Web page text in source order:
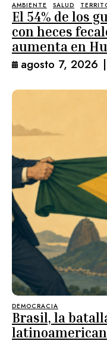
AMBIENTE SALUD
El 54% de los
con heces
aumenta en
agosto 7, 2026 |
DEMOCRACIA
Brasil, la